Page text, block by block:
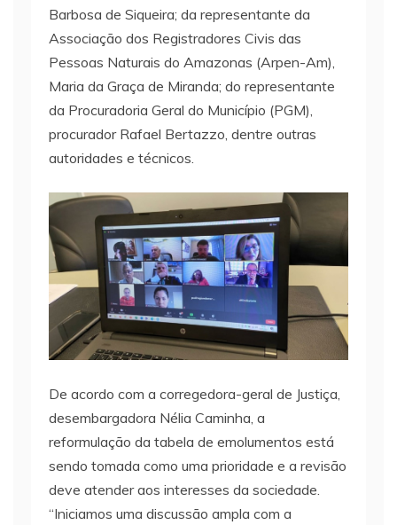
Barbosa de Siqueira; da representante da
Associação dos Registradores Civis das
Pessoas Naturais do Amazonas (Arpen-Am),
Maria da Graça de Miranda; do representante
da Procuradoria Geral do Município (PGM),
procurador Rafael Bertazzo, dentre outras
autoridades e técnicos.
De acordo com a corregedora-geral de Justiça,
desembargadora Nélia Caminha, a
reformulação da tabela de emolumentos está
sendo tomada como uma prioridade e a revisão
deve atender aos interesses da sociedade.
“Iniciamos uma discussão ampla com a